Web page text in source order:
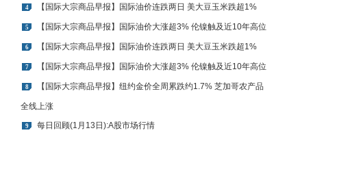
4 【国际大宗商品早报】国际油价连跌两日 美大豆玉米跌超1%
5 【国际大宗商品早报】国际油价大涨超3% 伦镍触及近10年高位
6 【国际大宗商品早报】国际油价连跌两日 美大豆玉米跌超1%
7 【国际大宗商品早报】国际油价大涨超3% 伦镍触及近10年高位
8 【国际大宗商品早报】纽约金价全周累跌约1.7% 芝加哥农产品
全线上涨
9 每日回顾(1月13日):A股市场行情